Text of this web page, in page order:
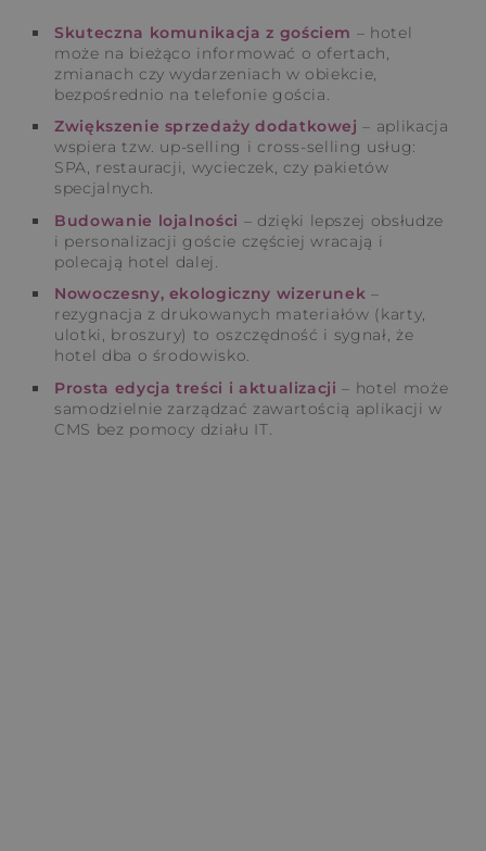
Skuteczna komunikacja z gościem – hotel
może na bieżąco informować o ofertach,
zmianach czy wydarzeniach w obiekcie,
bezpośrednio na telefonie gościa.
Zwiększenie sprzedaży dodatkowej – aplikacja
wspiera tzw. up-selling i cross-selling usług:
SPA, restauracji, wycieczek, czy pakietów
specjalnych.
Budowanie lojalności – dzięki lepszej obsłudze
i personalizacji goście częściej wracają i
polecają hotel dalej.
Nowoczesny, ekologiczny wizerunek –
rezygnacja z drukowanych materiałów (karty,
ulotki, broszury) to oszczędność i sygnał, że
hotel dba o środowisko.
Prosta edycja treści i aktualizacji – hotel może
samodzielnie zarządzać zawartością aplikacji w
CMS bez pomocy działu IT.